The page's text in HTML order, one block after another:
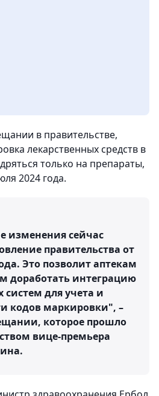
в правительстве,
лекарственных средств в
только на препараты,
2024 года.
изменения сейчас
правительства от
Это позволит аптекам
доработать интеграцию
для учета и
кодов маркировки", –
которое прошло
вице-премьера